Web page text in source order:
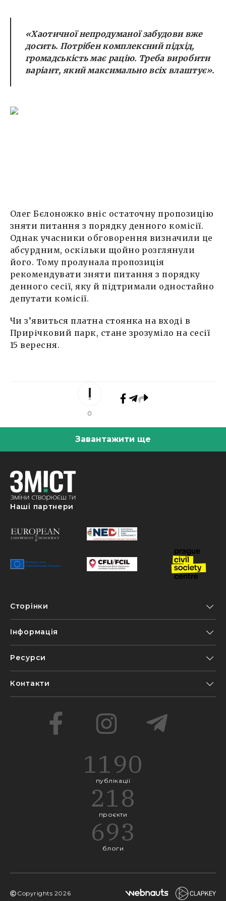
«Хаотичної непродуманої забудови вже
досить. Потрібен комплексний підхід,
громадськість має рацію. Треба виробити
варіант, який максимально всіх влаштує».
Олег Бєлоножко вніс остаточну пропозицію
зняти питання з порядку денного комісії.
Однак учасники обговорення визначили це
абсурдним, оскільки щойно розглянули
його. Тому пролунала пропозиція
рекомендувати зняти питання з порядку
денного сесії, яку й підтримали одностайно
депутати комісії.
Чи з’явиться платна стоянка на вході в
Прирічковий парк, стане зрозуміло на сесії
15 вересня.
0
Завантажити ще
Наші партнери
Сторінки
Інформація
Ресурси
Контакти
1190
публікації
218
проєкти
693
блоги
Copyrights 2026